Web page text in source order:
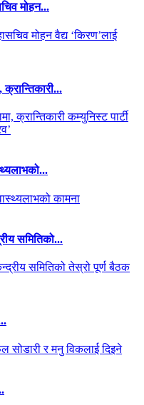
मोहन...
क्रान्तिकारी...
समितिको...